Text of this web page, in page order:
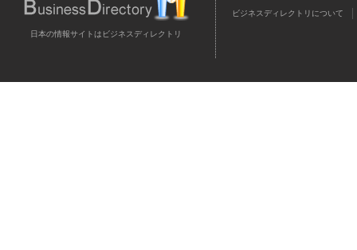
日本の情報サイトはビジネスディレクトリ
ビジネスディレクトリについて